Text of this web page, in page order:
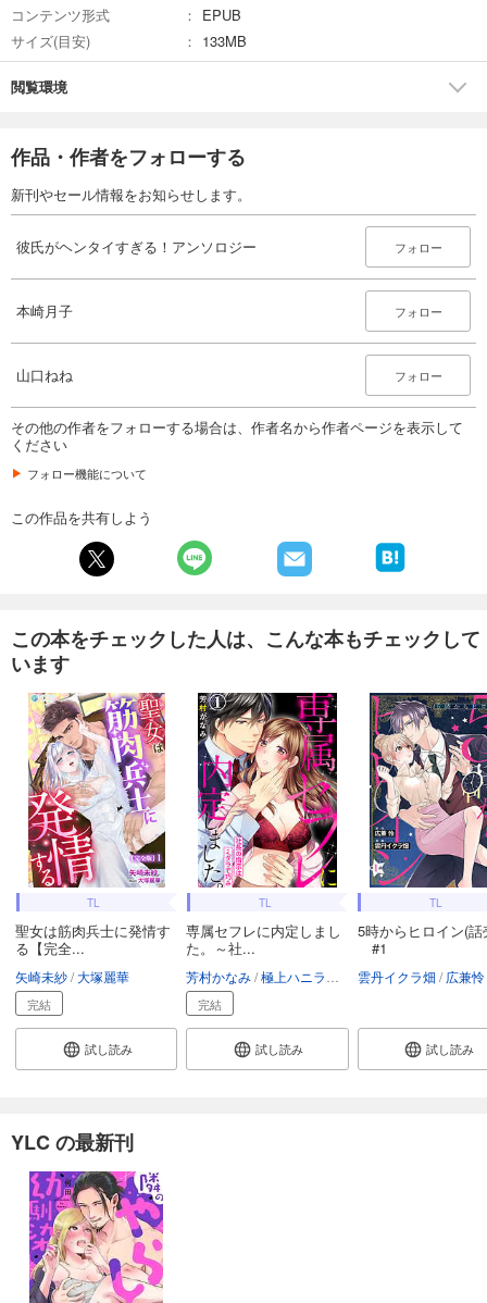
コンテンツ形式
EPUB
サイズ(目安)
133MB
閲覧環境
作品・作者をフォローする
新刊やセール情報をお知らせします。
彼氏がヘンタイすぎる！アンソロジー フォロー
本崎月子 フォロー
山口ねね フォロー
その他の作者をフォローする場合は、作者名から作者ページを表示して
ください
フォロー機能について
この作品を共有しよう
この本をチェックした人は、こんな本もチェックして
います
TL
聖女は筋肉兵士に発情す
る【完全...
矢崎未紗 大塚麗華
完結
試し読み
TL
専属セフレに内定しまし
た。～社...
芳村かなみ 極上ハニラブ編集部
完結
試し読み
TL
5時からヒロイン(話
#1
雲丹イクラ畑 広兼怜
試し読み
YLC の最新刊